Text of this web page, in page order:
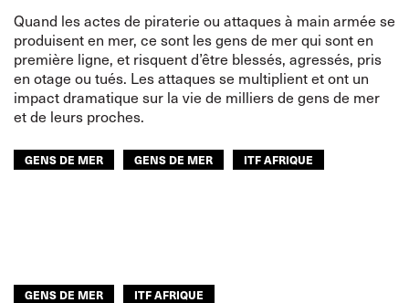
Quand les actes de piraterie ou attaques à main armée se
produisent en mer, ce sont les gens de mer qui sont en
première ligne, et risquent d’être blessés, agressés, pris
en otage ou tués. Les attaques se multiplient et ont un
impact dramatique sur la vie de milliers de gens de mer
et de leurs proches.
GENS DE MER GENS DE MER ITF AFRIQUE
GENS DE MER ITF AFRIQUE